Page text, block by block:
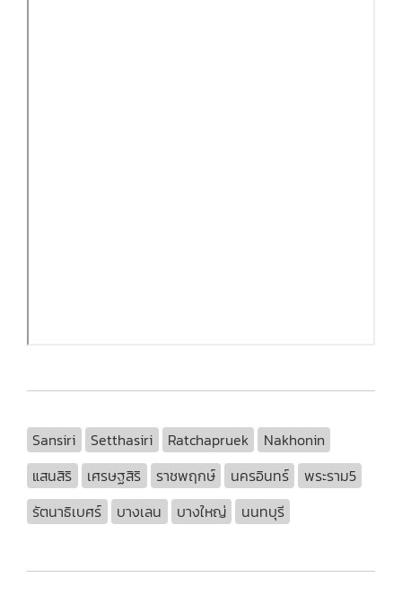
Sansiri Setthasiri Ratchapruek
Nakhonin
แสนสิริ
เศรษฐสิริ ราชพฤกษ์ นครอินทร์
พระราม5
รัตนาธิเบศร์
บางเลน บางใหญ่ นนทบุรี